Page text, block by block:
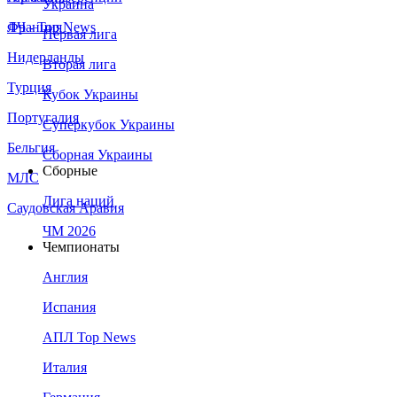
Франция
Нидерланды
Турция
Португалия
Бельгия
МЛС
Саудовская Аравия
ЛЧ - Top News
Украина
Первая лига
Вторая лига
Кубок Украины
Суперкубок Украины
Сборная Украины
Сборные
Лига наций
ЧМ 2026
Чемпионаты
Англия
Испания
АПЛ Top News
Италия